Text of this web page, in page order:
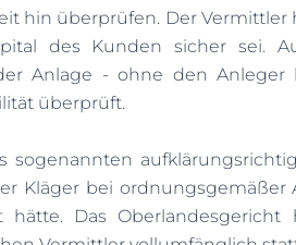
hin überprüfen. Der Vermittler
des Kunden sicher sei.
Anlage - ohne den Anleger
überprüft.
sogenannten
Kläger bei ordnungsgemäßer
hätte. Das Oberlandesgericht